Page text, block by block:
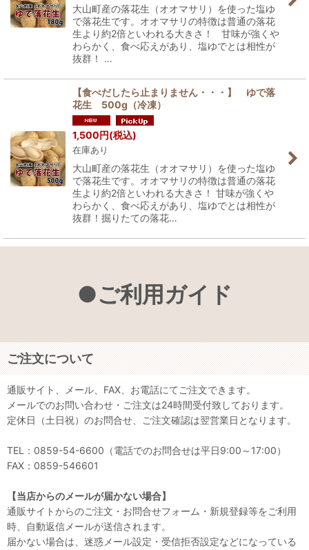
大山町産の落花生（オオマサリ）を使った塩ゆ
で落花生です。オオマサリの特徴は普通の落花
生より約2倍といわれる大きさ！ 甘味が強くや
わらかく、食べ応えがあり、塩ゆでとは相性が
抜群！ …
【食べだしたら止まりません・・・】 ゆで落
花生 500g（冷凍）
1,500円(税込)
在庫あり
大山町産の落花生（オオマサリ）を使った塩ゆ
で落花生です。オオマサリの特徴は普通の落花
生より約2倍といわれる大きさ！ 甘味が強くや
わらかく、食べ応えがあり、塩ゆでとは相性が
抜群！掘りたての落花…
●ご利用ガイド
ご注文について
通販サイト、メール、FAX、お電話にてご注文できます。
メールでのお問い合わせ・ご注文は24時間受付致しております。
定休日（土日祝）のお問合せ、ご注文確認は翌営業日となります。
TEL：0859-54-6600（電話でのお問合せは平日9:00～17:00）
FAX：0859-546601
【当店からのメールが届かない場合】
通販サイトからのご注文・お問合せフォーム・新規登録等をご利用
時、自動返信メールが送信されます。
届かない場合は、迷惑メール設定・受信拒否設定などになっている